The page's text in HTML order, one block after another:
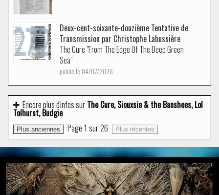
Deux-cent-soixante-douzième Tentative de
Transmission par Christophe Labussière
The Cure "From The Edge Of The Deep Green
Sea"
publié le 04/07/2026
Encore plus d'infos sur The Cure, Siouxsie & the Banshees, Lol
Tolhurst, Budgie
Plus anciennes Page 1 sur26 Plus récentes